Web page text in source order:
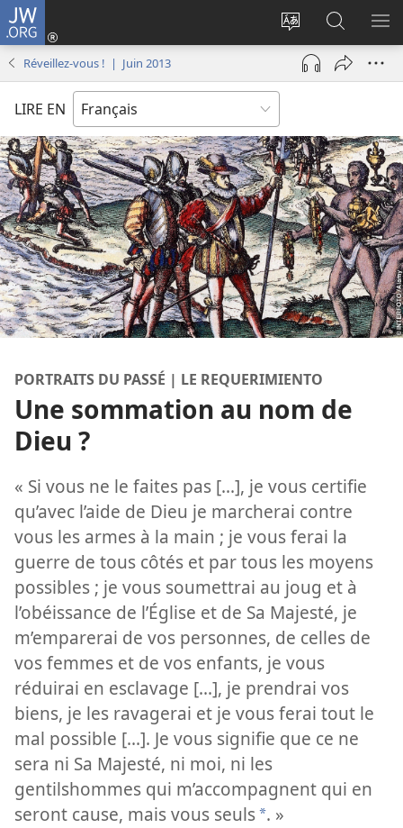
JW.ORG
Changer
langue
Se
connecter
(ouvre
nouvelle
sur
JW.ORG
Réveillez-vous ! | Juin 2013
LIRE EN
PORTRAITS DU PASSÉ | LE REQUERIMIENTO
Une sommation au nom de
Dieu ?
« Si vous ne le faites pas [...], je vous certifie
qu’avec l’aide de Dieu je marcherai contre
vous les armes à la main ; je vous ferai la
guerre de tous côtés et par tous les moyens
possibles ; je vous soumettrai au joug et à
l’obéissance de l’Église et de Sa Majesté, je
m’emparerai de vos personnes, de celles de
vos femmes et de vos enfants, je vous
réduirai en esclavage [...], je prendrai vos
biens, je les ravagerai et je vous ferai tout le
mal possible [...]. Je vous signifie que ce ne
sera ni Sa Majesté, ni moi, ni les
gentilshommes qui m’accompagnent qui en
seront cause, mais vous seuls*. »